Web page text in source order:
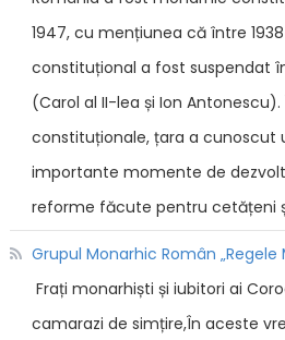
1947, cu mențiunea că între
constituțional a fost suspendat
(Carol al II-lea și Ion
constituționale, țara a cunoscut
importante momente de
reforme făcute pentru cetățeni
Grupul Monarhic Român „Regele
Frați monarhiști și iubitori ai
camarazi de simțire,În aceste